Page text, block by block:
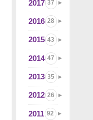
2017 37
2016 28
2015 43
2014 47
2013 35
2012 26
2011 92